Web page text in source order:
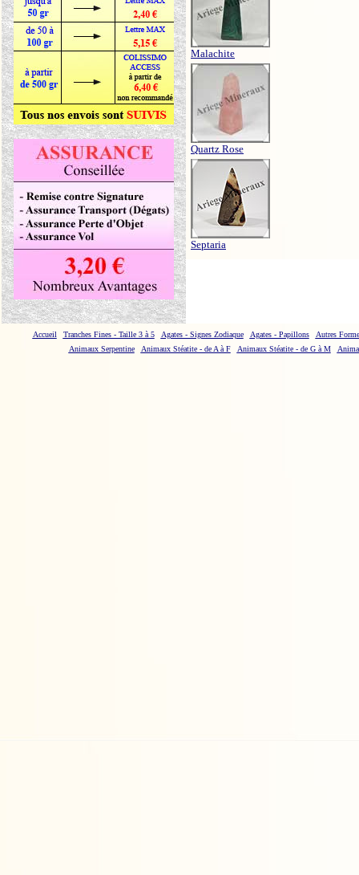
Malachite
Quartz Rose
Septaria
Accueil Tranches Fines - Taille 3 à 5 Agates - Signes Zodiaque Agates - Papillons
Autres
Animaux Serpentine
Animaux Stéatite - de A à F Animaux Stéatite - de G à M